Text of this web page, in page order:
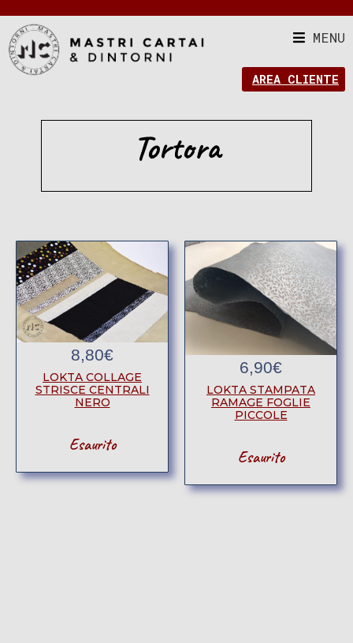
MENU
AREA CLIENTE
Tortora
8,80€
LOKTA COLLAGE
STRISCE CENTRALI
NERO
Esaurito
6,90€
LOKTA STAMPATA
RAMAGE FOGLIE
PICCOLE
Esaurito